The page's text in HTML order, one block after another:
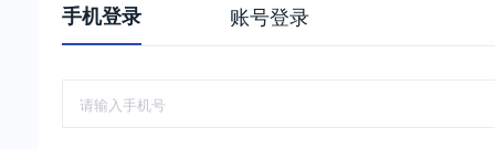
手机登录 账号登录